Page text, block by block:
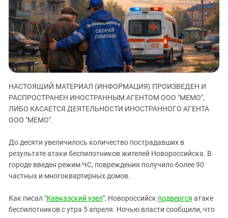
ЗАСТАВЛЯЕТ
КАВКАЗ ЗА ПАЛЕСТИНУ
ИНАКОМЫСЛИЕ В ЧЕЧНЕ
ПРЕСЛЕДОВАНИЕ АКТИВИСТОВ
МОБИЛИЗАЦИЯ И ПРОТЕСТЫ
Дагестан
Ингушетия
Кабардино-Балкария
Калмыкия
Карачаево-Черкесия
Краснодарский край
Российская Федерация
Северная Осетия - Алания
СКФО
Ставропольский край
Чечня
Южная Осетия
НАСТОЯЩИЙ МАТЕРИАЛ (ИНФОРМАЦИЯ) ПРОИЗВЕДЕН И
РАСПРОСТРАНЕН ИНОСТРАННЫМ АГЕНТОМ ООО "МЕМО",
ЛИБО КАСАЕТСЯ ДЕЯТЕЛЬНОСТИ ИНОСТРАННОГО АГЕНТА
ООО "МЕМО".
До десяти увеличилось количество пострадавших в
результате атаки беспилотников жителей Новороссийска. В
городе введен режим ЧС, повреждения получило более 90
частных и многоквартирных домов.
Как писал "Кавказский узел", Новороссийск подвергся атаке
беспилотников с утра 5 апреля. Ночью власти сообщили, что